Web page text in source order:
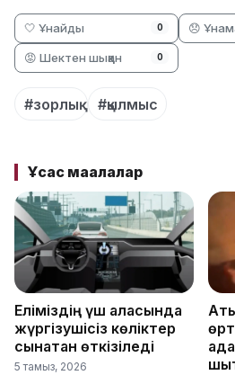
🤍 Ұнайды 0 😞
😡 Шектен шыққан 0
#зорлық #қылмыс
Ұқсас мақалалар
Еліміздің үш қаласында
жүргізушісіз көліктер
сынақтан өткізіледі
5 тамыз, 2026